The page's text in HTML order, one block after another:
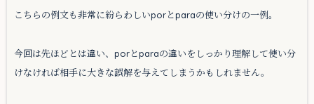
こちらの例文も非常に紛らわしいporとparaの使い分けの一例。
今回は先ほどとは違い、porとparaの違いをしっかり理解して使い分
けなければ相手に大きな誤解を与えてしまうかもしれません。